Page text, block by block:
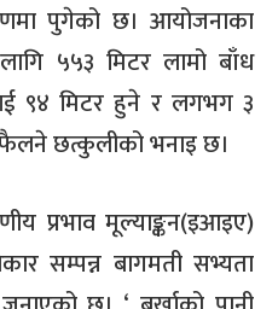
पुगेको छ। आयोजनाका
५५३ मिटर लामो बाँध
९४ मिटर हुने र लगभग ३
फैलने छत्कुलीको भनाइ छ।
प्रभाव मूल्याङ्कन(इआइए)
सम्पन्न बागमती सभ्यता